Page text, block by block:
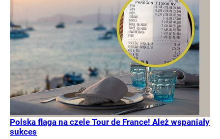
Polska flaga na czele Tour de France! Ależ wspaniały
sukces